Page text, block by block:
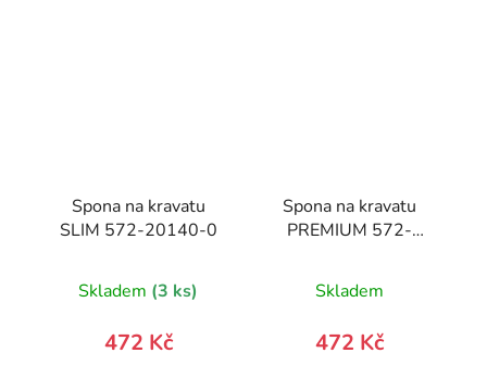
Spona na kravatu
SLIM 572-20140-0
Skladem (3 ks)
472 Kč
Spona na kravatu
PREMIUM 572-
Skladem
472 Kč